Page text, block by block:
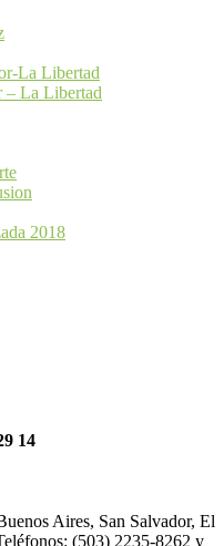
La Libertad
– La Libertad
2018
14
Aires, San Salvador, El
(503) 2235-8262 y